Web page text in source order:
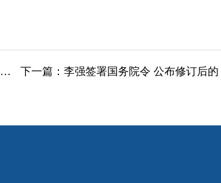
下一篇： 李强签署国务院令 公布修订后的《保障中小